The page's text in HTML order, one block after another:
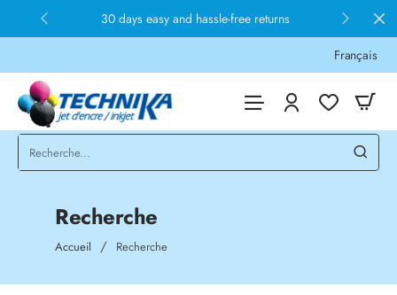
30 days easy and hassle-free returns
Français
Recherche
Accueil homeRecherche